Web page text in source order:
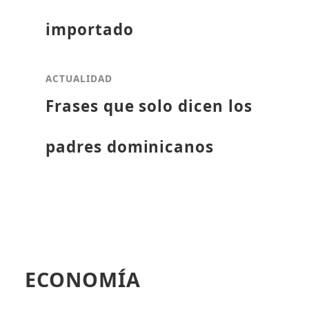
importado
ACTUALIDAD
Frases que solo dicen los
padres dominicanos
ECONOMÍA